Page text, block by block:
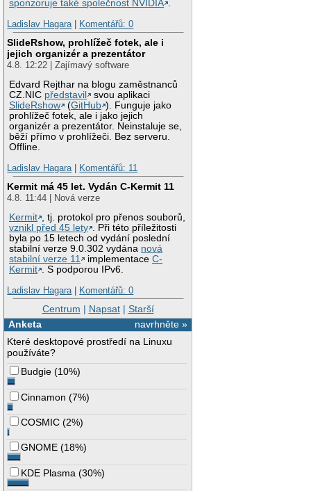
sponzoruje také společnost NVIDIA .
Ladislav Hagara| Komentářů: 0
SlideRshow, prohlížeč fotek, ale i
jejich organizér a prezentátor
4.8. 12:22 | Zajímavý software
Edvard Rejthar na blogu zaměstnanců
CZ.NIC představil
svou aplikaci
SlideRshow
(GitHub ). Funguje jako
prohlížeč fotek, ale i jako jejich
organizér a prezentátor. Neinstaluje se,
běží přímo v prohlížeči. Bez serveru.
Offline.
Ladislav Hagara| Komentářů: 11
Kermit má 45 let. Vydán C-Kermit 11
4.8. 11:44 | Nová verze
Kermit , tj. protokol pro přenos souborů,
vznikl před 45 lety . Při této příležitosti
byla po 15 letech od vydání poslední
stabilní verze 9.0.302 vydána nová
stabilní verze 11
implementaceC-
Kermit . S podporou IPv6.
Ladislav Hagara| Komentářů: 0
Centrum | Napsat| Starší
navrhněte »
Anketa
Které desktopové prostředí na Linuxu
používáte?
Budgie (10%)
Cinnamon (7%)
COSMIC (2%)
GNOME (18%)
KDE Plasma (30%)